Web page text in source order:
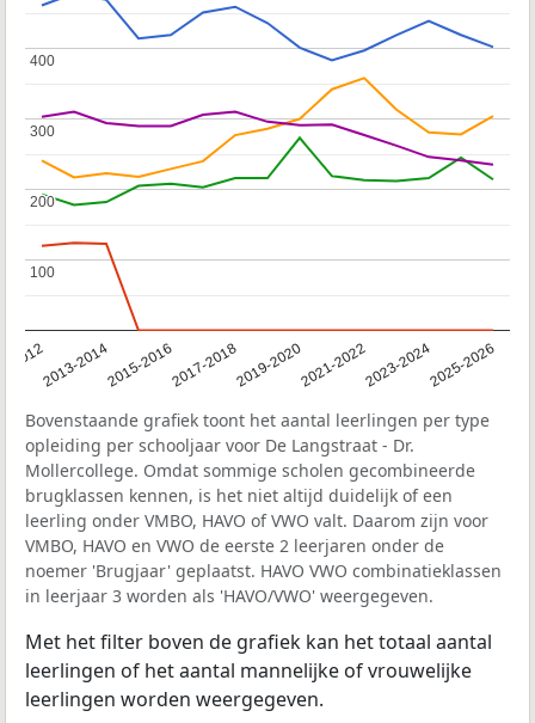
20122013-20142015-20162017-20182019-20202021-20222023-20242025-2026
100
100
200
200
300
300
400
400
Bovenstaande grafiek toont het aantal leerlingen per type
opleiding per schooljaar voor De Langstraat - Dr.
Mollercollege. Omdat sommige scholen gecombineerde
brugklassen kennen, is het niet altijd duidelijk of een
leerling onder VMBO, HAVO of VWO valt. Daarom zijn voor
VMBO, HAVO en VWO de eerste 2 leerjaren onder de
noemer 'Brugjaar' geplaatst. HAVO VWO combinatieklassen
in leerjaar 3 worden als 'HAVO/VWO' weergegeven.
Met het filter boven de grafiek kan het totaal aantal
leerlingen of het aantal mannelijke of vrouwelijke
leerlingen worden weergegeven.